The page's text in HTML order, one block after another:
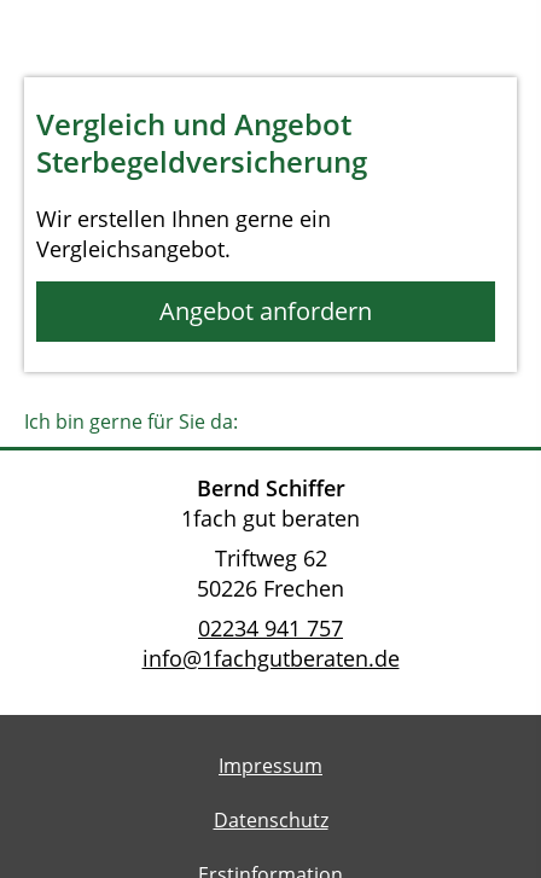
Vergleich und Angebot
Sterbegeldversicherung
Wir erstellen Ihnen gerne ein
Vergleichsangebot.
Angebot anfordern
Ich bin gerne für Sie da:
Bernd Schiffer
1fach gut beraten
Triftweg 62
50226 Frechen
02234 941 757
info@1fachgutberaten.de
Impressum
Datenschutz